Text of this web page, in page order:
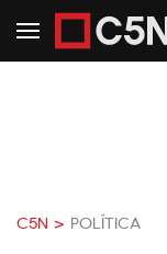
C5N > POLÍTICA